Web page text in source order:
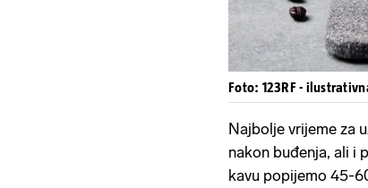
Foto: 123RF -
Najbolje vrijeme za
nakon buđenja, ali i
kavu popijemo 45-